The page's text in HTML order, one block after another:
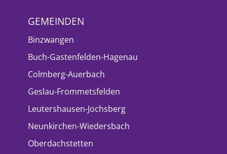
GEMEINDEN
Binzwangen
Buch-Gastenfelden-Hagenau
Colmberg-Auerbach
Geslau-Frommetsfelden
Leutershausen-Jochsberg
Neunkirchen-Wiedersbach
Oberdachstetten